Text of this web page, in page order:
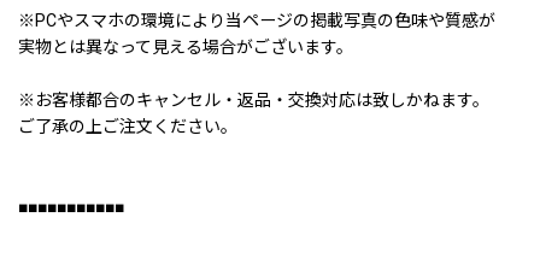
※PCやスマホの環境により当ページの掲載写真の色味や質感が
実物とは異なって見える場合がございます。
※お客様都合のキャンセル・返品・交換対応は致しかねます。
ご了承の上ご注文ください。
■■■■■■■■■■■